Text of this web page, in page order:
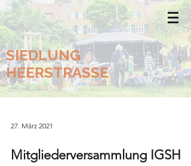
SIEDLUNG
HEERSTRASSE
27. März 2021
Mitgliederversammlung IGSH